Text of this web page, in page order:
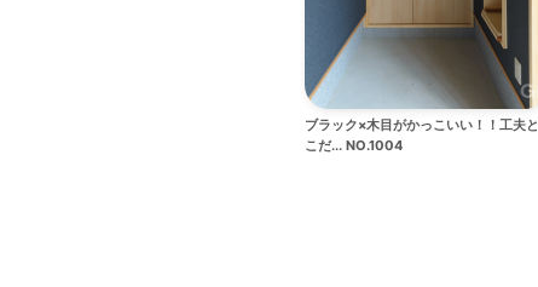
ブラック×木目がかっこいい！！工夫と
こだ... NO.1004